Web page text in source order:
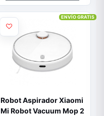
Robot Aspirador Xiaomi
Mi Robot Vacuum Mop 2
ENVÍO GRATIS